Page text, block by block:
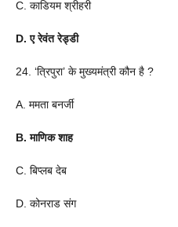
C. काडियम श्रीहरी
D. ए रेवंत रेड्डी
24. ‘त्रिपुरा’ के मुख्यमंत्री कौन है ?
A. ममता बनर्जी
B. माणिक शाह
C. बिप्लब देब
D. कोनराड संग